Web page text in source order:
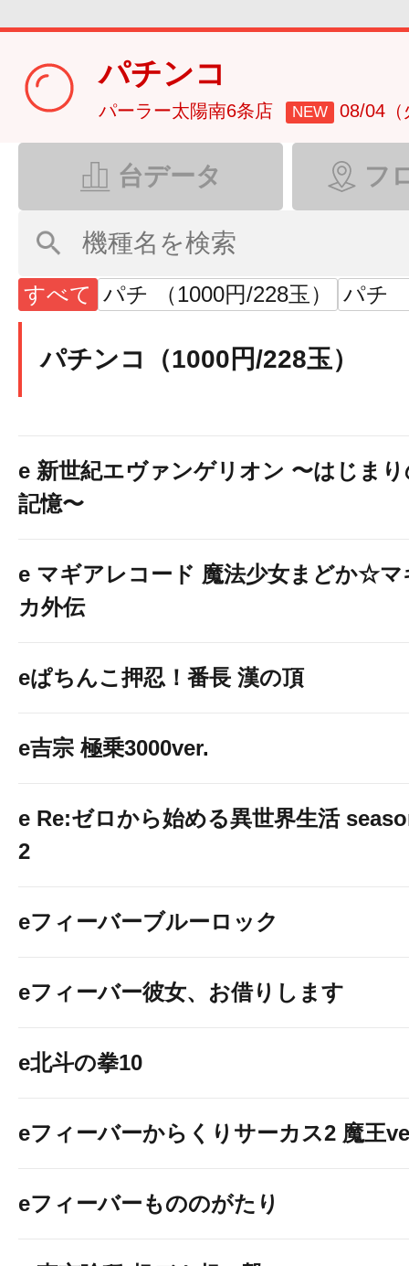
パチンコ
パーラー太陽南6条店 NEW 08/04（
台データ フ
すべて パチ （1000円/228玉） パチ
パチンコ（1000円/228玉）
e 新世紀エヴァンゲリオン 〜はじま
記憶〜
e マギアレコード 魔法少女まどか☆マ
カ外伝
eぱちんこ押忍！番長 漢の頂
e吉宗 極乗3000ver.
e Re:ゼロから始める異世界生活
2
eフィーバーブルーロック
eフィーバー彼女、お借りします
e北斗の拳10
eフィーバーからくりサーカス2 魔王
eフィーバーもののがたり